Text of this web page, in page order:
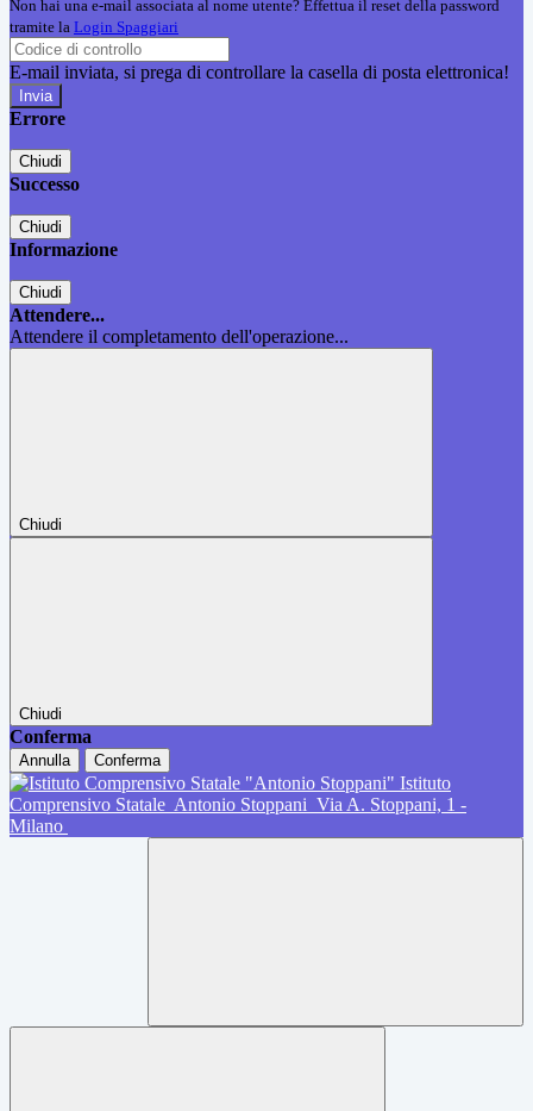
Non hai una e-mail associata al nome utente? Effettua il reset della password
tramite la Login Spaggiari
E-mail inviata, si prega di controllare la casella di posta elettronica!
Errore
Chiudi
Successo
Chiudi
Informazione
Chiudi
Attendere...
Attendere il completamento dell'operazione...
Chiudi
Chiudi
Conferma
Annulla Conferma
Istituto
Comprensivo Statale Antonio Stoppani Via A. Stoppani, 1 -
Milano